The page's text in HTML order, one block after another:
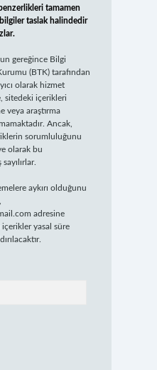
tamamen
taslak halindedir
gereğince Bilgi
(BTK) tarafından
olarak hizmet
sitedeki içerikleri
veya araştırma
Ancak,
sorumluluğunu
olarak bu
aykırı olduğunu
adresine
yasal süre